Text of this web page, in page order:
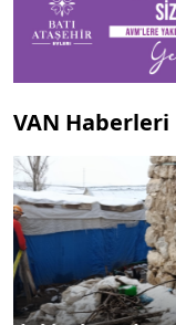
VAN Haberleri